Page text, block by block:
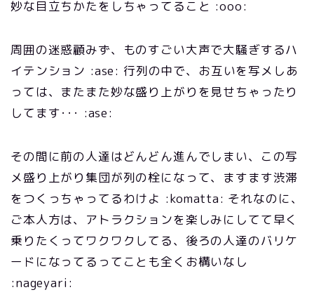
妙な目立ちかたをしちゃってること :ooo:
周囲の迷惑顧みず、ものすごい大声で大騒ぎするハ
イテンション :ase: 行列の中で、お互いを写メしあ
っては、またまた妙な盛り上がりを見せちゃったり
してます･･･ :ase:
その間に前の人達はどんどん進んでしまい、この写
メ盛り上がり集団が列の栓になって、ますます渋滞
をつくっちゃってるわけよ :komatta: それなのに、
ご本人方は、アトラクションを楽しみにしてて早く
乗りたくってワクワクしてる、後ろの人達のバリケ
ードになってるってことも全くお構いなし
:nageyari: